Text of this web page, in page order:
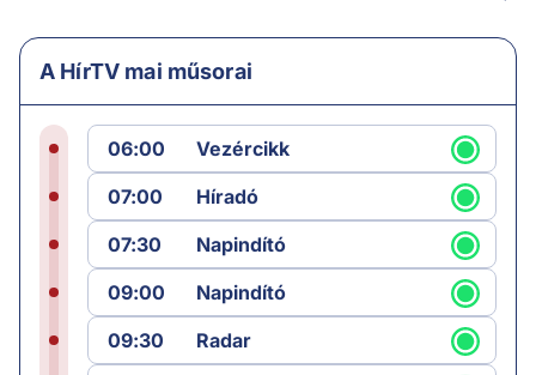
A HírTV mai műsorai
06:00
Vezércikk
07:00
Híradó
07:30
Napindító
09:00
Napindító
09:30
Radar